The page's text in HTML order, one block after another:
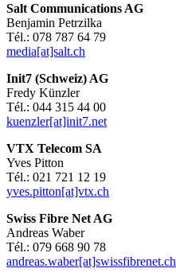
Salt Communications AG
Benjamin Petrzilka
Tél.: 078 787 64 79
media[at]salt.ch
Init7 (Schweiz) AG
Fredy Künzler
Tél.: 044 315 44 00
kuenzler[at]init7.net
VTX Telecom SA
Yves Pitton
Tél.: 021 721 12 19
yves.pitton[at]vtx.ch
Swiss Fibre Net AG
Andreas Waber
Tél.: 079 668 90 78
andreas.waber[at]swissfibrenet.ch